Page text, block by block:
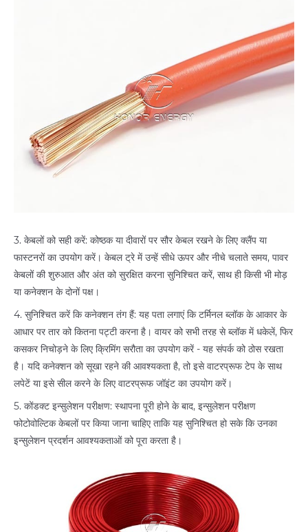
3. केबलों को सही करें: कोष्ठक या दीवारों पर सौर केबल रखने के लिए क्लैंप या
फास्टनरों का उपयोग करें। केबल ट्रे में उन्हें सीधे ऊपर और नीचे चलाते समय, पावर
केबलों की शुरुआत और अंत को सुरक्षित करना सुनिश्चित करें, साथ ही किसी भी मोड़
या कनेक्शन के दोनों पक्ष।
4. सुनिश्चित करें कि कनेक्शन तंग हैं: यह पता लगाएं कि टर्मिनल ब्लॉक के आकार के
आधार पर तार को कितना पट्टी करना है। वायर को सभी तरह से ब्लॉक में धकेलें, फिर
कसकर निचोड़ने के लिए क्रिमिंग सरौता का उपयोग करें - यह संपर्क को ठोस रखता
है। यदि कनेक्शन को सूखा रहने की आवश्यकता है, तो इसे वाटरप्रूफ टेप के साथ
लपेटें या इसे सील करने के लिए वाटरप्रूफ जॉइंट का उपयोग करें।
5. कोंडक्ट इन्सुलेशन परीक्षण: स्थापना पूरी होने के बाद, इन्सुलेशन परीक्षण
फोटोवोल्टिक केबलों पर किया जाना चाहिए ताकि यह सुनिश्चित हो सके कि उनका
इन्सुलेशन प्रदर्शन आवश्यकताओं को पूरा करता है।